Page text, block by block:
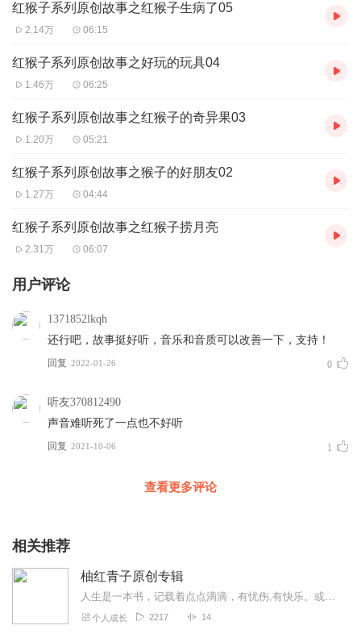
红猴子系列原创故事之红猴子生病了05
2.14万 06:15
红猴子系列原创故事之好玩的玩具04
1.46万 06:25
红猴子系列原创故事之红猴子的奇异果03
1.20万 05:21
红猴子系列原创故事之猴子的好朋友02
1.27万 04:44
红猴子系列原创故事之红猴子捞月亮
2.31万 06:07
用户评论
1371852lkqh
还行吧，故事挺好听，音乐和音质可以改善一下，支持！
回复 2022-01-26 0
听友370812490
声音难听死了一点也不好听
回复 2021-10-06 1
查看更多评论
相关推荐
柚红青子原创专辑
人生是一本书，记载着点点滴滴，有忧伤,有快乐。或丰富、或简单；或精彩、或平淡。每个人选择的道路不相同,造成人生经历的不同,人活着精彩与否，是由自己书写........
个人成长 2217 14